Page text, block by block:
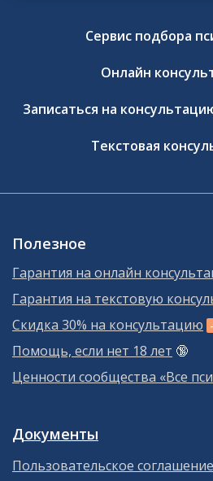
Сервис подбора
Онлайн
Записаться на
Текстовая
Полезное
Гарантия на онлайн
Гарантия на текстовую
Скидка 30% на консультацию
Помощь, если нет 18 лет 🔞
Ценности сообщества «Все
Документы
Пользовательское соглашение